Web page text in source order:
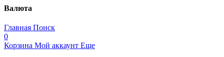
Валюта
Главная Поиск
0
Корзина Мой аккаунт Еще